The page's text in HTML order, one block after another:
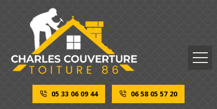
05 33 06 09 44 06 58 05 57 20